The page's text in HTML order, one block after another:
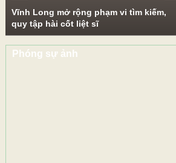
Vĩnh Long mở rộng phạm vi tìm kiếm,
quy tập hài cốt liệt sĩ
Phóng sự ảnh